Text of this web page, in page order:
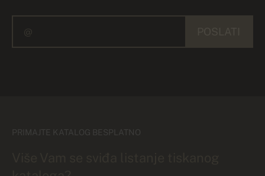
PRIMAJTE KATALOG BESPLATNO